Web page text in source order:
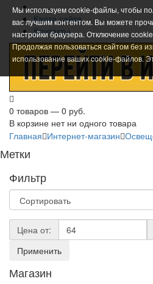
Карта сайта
Контакты
0 товаров — 0 руб.
В корзине нет ни одного товара
Главная Интернет-магазин
Метки
Фильтр
Цена от:
Применить
Магазин
Мы используем cookie-файлы, чтобы
вас лучшим контентом. Вы можете
настройки браузера. Отключение
Продолжая пользоваться сайтом без
использование ваших cookie-файлов.